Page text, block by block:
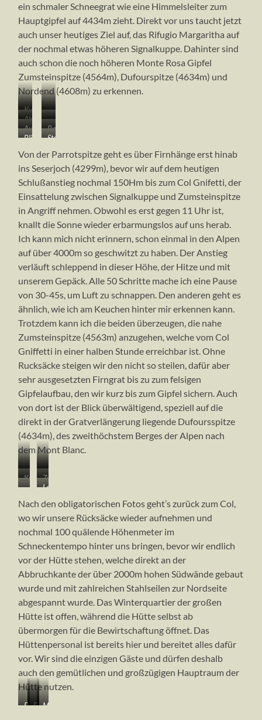
ein schmaler Schneegrat wie eine Himmelsleiter zum
Hauptgipfel auf 4434m zieht. Direkt vor uns taucht jetzt
auch unser heutiges Ziel auf, das Rifugio Margaritha auf
der nochmal etwas höheren Signalkuppe. Dahinter sind
auch schon die noch höheren Monte Rosa Gipfel
Zumsteinspitze (4564m), Dufourspitze (4634m) und
Nordend (4608m) zu erkennen.
Kurzes
Ablassen
im
…
da
der
von
oben
nicht
einsehbar
war
Abstieg
ins
…
von
es
direkt
zum
Westgrat
der
Parrotspitze
Auf
dem
Westgrat
Parrotspitze
Rast
auf
der
Parrotspitze
(4434m)
Blick
Signalkuppe
(4554m),
Zumsteinspitze
(4563)
Dufourspitze
(4634m),
v.r.n.l.
Steil
ins
Seserjoch
(4299m)
…
Von der Parrotspitze geht es über Firnhänge erst hinab
ins Seserjoch (4299m), bevor wir auf dem heutigen
Schlußanstieg nochmal 150Hm bis zum Col Gnifetti, der
Einsattelung zwischen Signalkuppe und Zumsteinspitze
in Angriff nehmen. Obwohl es erst gegen 11 Uhr ist,
knallt die Sonne wieder erbarmungslos auf uns herab.
Ich kann mich nicht erinnern, schon einmal in den Alpen
auf über 4000m so geschwitzt zu haben. Der Anstieg
verläuft schleppend in dieser Höhe, der Hitze und mit
unserem Gepäck. Alle 50 Schritte mache ich eine Pause
von 30-45s, um Luft zu schnappen. Den anderen geht es
ähnlich, wie ich am Keuchen hinter mir erkennen kann.
Trotzdem kann ich die beiden überzeugen, die nahe
Zumsteinspitze (4563m) anzugehen, welche vom Col
Gniffetti in einer halben Stunde erreichbar ist. Ohne
Rucksäcke steigen wir den nicht so steilen, dafür aber
sehr ausgesetzten Firngrat bis zu zum felsigen
Gipfelaufbau, den wir kurz bis zum Gipfel sichern. Auch
von dort ist der Blick überwältigend, speziell auf die
direkt in der Gratverlängerung liegende Dufoursspitze
(4634m), des zweithöchstem Berges der Alpen nach
dem Mont Blanc.
…
und
Schneckentempo
hinauf
zum
Colle
Gnifetti
(4455m)
…
wo
dringend
Abkühlung
brauchen…
Kurzer
Abstecher
zur
der
dunkle
Punkt
unten
unser
Rucksackdepot
Zumsteinspitze
(4563m)
mit
Dufourspitze
(4634m)
und
Nordend
(4608m)
…
der
fast
gleich
hohe
(4532m)
mit
seiner
unglaublichen
Nordwand
Letzter,
mühsamer
Anstieg
zur
Signalkuppe
Nach den obligatorischen Fotos geht’s zurück zum Col,
wo wir unsere Rücksäcke wieder aufnehmen und
nochmal 100 quälende Höhenmeter im
Schneckentempo hinter uns bringen, bevor wir endlich
vor der Hütte stehen, welche direkt an der
Abbruchkante der über 2000m hohen Südwände gebaut
wurde und mit zahlreichen Stahlseilen zur Nordseite
abgespannt wurde. Das Winterquartier der großen
Hütte ist offen, während die Hütte selbst ab
übermorgen für die Bewirtschaftung öffnet. Das
Hüttenpersonal ist bereits hier und bereitet alles dafür
vor. Wir sind die einzigen Gäste und dürfen deshalb
auch den gemütlichen und großzügigen Hauptraum der
Hütte nutzen.
DieBlick
… Massive